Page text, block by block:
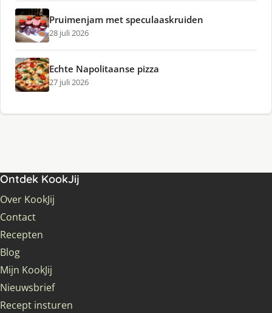
Pruimenjam met speculaaskruiden
28 juli 2026
Echte Napolitaanse pizza
27 juli 2026
Ontdek KookJij
Over KookJij
Contact
Recepten
Blog
Mijn KookJij
Nieuwsbrief
Recept insturen